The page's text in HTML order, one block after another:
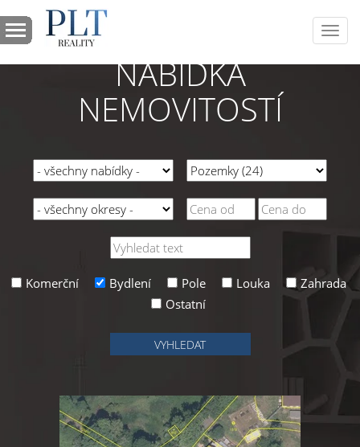
NABÍDKA
NEMOVITOSTÍ
Komerční Bydlení Pole Louka
Zahrada
Ostatní
VYHLEDAT